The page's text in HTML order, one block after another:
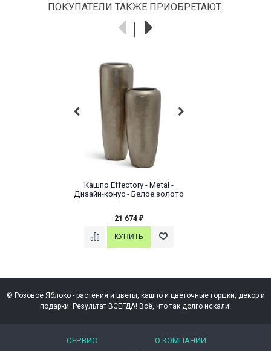
ПОКУПАТЕЛИ ТАКЖЕ ПРИОБРЕТАЮТ:
Кашпо Effectory - Metal -
Дизайн-конус - Белое золото
21 674 ₽
© Розовое Яблоко - растения и цветы, кашпо и цветочные горшки, декор и
подарки. Результат ВСЕГДА! Всё, что так долго искали!
СЕРВИС О КОМПАНИИ